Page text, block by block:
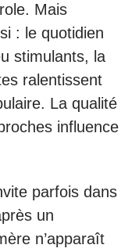
Mais
: le quotidien
stimulants, la
ralentissent
La qualité
influence
parfois dans
un
n’apparaît